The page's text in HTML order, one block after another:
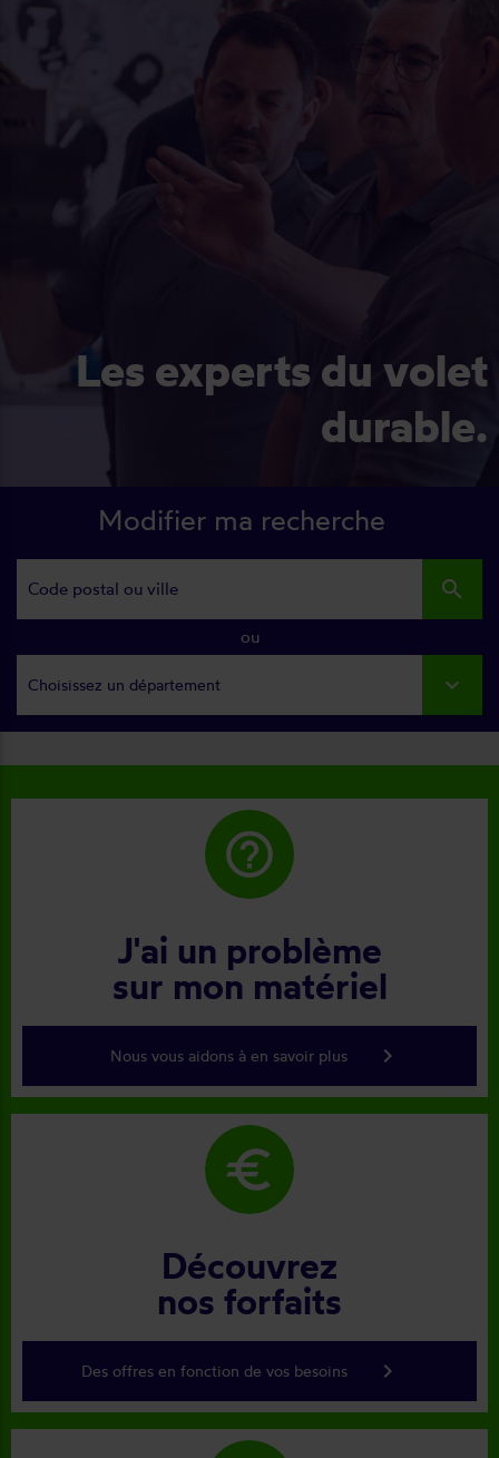
Les experts du volet
durable.
Modifier ma recherche
search
ou
Choisissez un département
help_outline
J'ai un problème
sur mon matériel
Nous vous aidons à en savoir plus keyboard_arrow_right
euro
Découvrez
nos forfaits
Des offres en fonction de vos besoins keyboard_arrow_right